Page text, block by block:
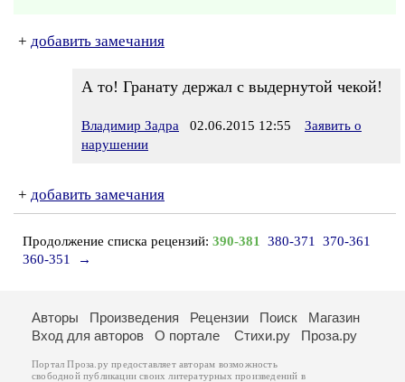
+ добавить замечания
А то! Гранату держал с выдернутой чекой!
Владимир Задра 02.06.2015 12:55
Заявить о
нарушении
+ добавить замечания
Продолжение списка рецензий: 390-381 380-371
370-361
360-351
→
Авторы Произведения Рецензии Поиск
Магазин
Вход для авторов
О портале Стихи.ру Проза.ру
Портал Проза.ру предоставляет авторам возможность
свободной публикации своих литературных произведений в